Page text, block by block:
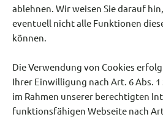
ablehnen. Wir weisen Sie darauf
eventuell nicht alle Funktionen
können.
Die Verwendung von Cookies
Ihrer Einwilligung nach Art. 6 Abs. 1
im Rahmen unserer berechtigten
funktionsfähigen Webseite nach